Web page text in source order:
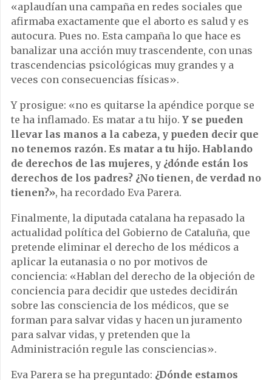
«aplaudían una campaña en redes sociales que
afirmaba exactamente que el aborto es salud y es
autocura. Pues no. Esta campaña lo que hace es
banalizar una acción muy trascendente, con unas
trascendencias psicológicas muy grandes y a
veces con consecuencias físicas».
Y prosigue: «no es quitarse la apéndice porque se
te ha inflamado. Es matar a tu hijo. Y se pueden
llevar las manos a la cabeza, y pueden decir que
no tenemos razón. Es matar a tu hijo. Hablando
de derechos de las mujeres, y ¿dónde están los
derechos de los padres? ¿No tienen, de verdad no
tienen?», ha recordado Eva Parera.
Finalmente, la diputada catalana ha repasado la
actualidad política del Gobierno de Cataluña, que
pretende eliminar el derecho de los médicos a
aplicar la eutanasia o no por motivos de
conciencia: «Hablan del derecho de la objeción de
conciencia para decidir que ustedes decidirán
sobre las consciencia de los médicos, que se
forman para salvar vidas y hacen un juramento
para salvar vidas, y pretenden que la
Administración regule las consciencias».
Eva Parera se ha preguntado: ¿Dónde estamos